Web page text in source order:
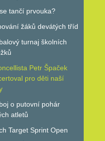
tančí prvouka?
žáků devátých tříd
turnaj školních
Petr Špaček
pro děti naší
o putovní pohár
atletů
Target Sprint Open